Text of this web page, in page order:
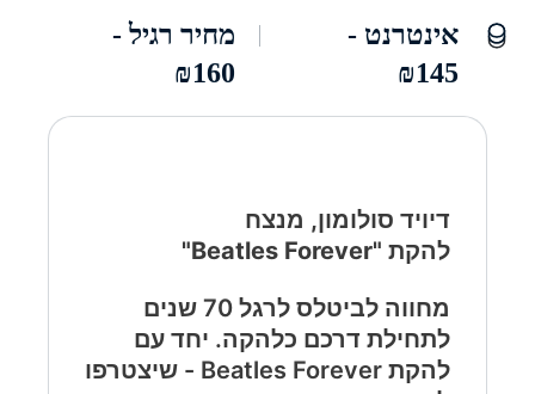
אינטרנט -
₪145
מחיר רגיל -
₪160
דיויד סולומון, מנצח
להקת "Beatles Forever"
מחווה לביטלס לרגל 70 שנים
לתחילת דרכם כלהקה. יחד עם
להקת Beatles Forever - שיצטרפו